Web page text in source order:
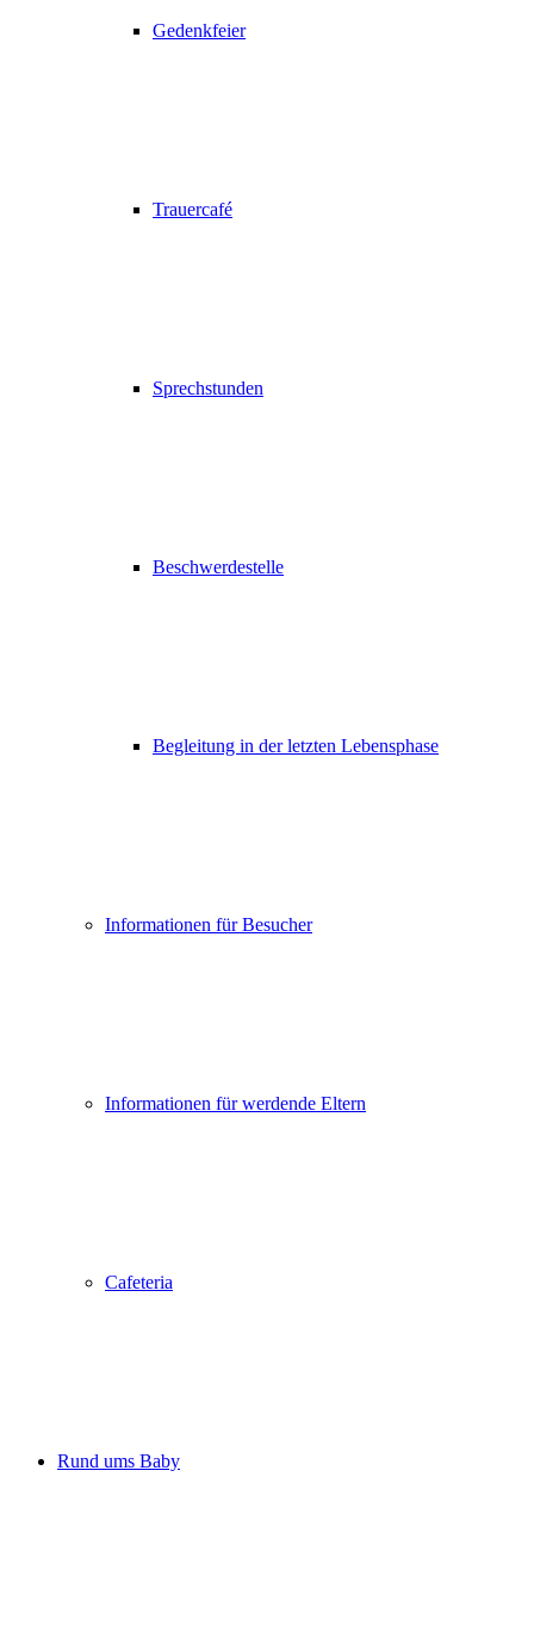
Gedenkfeier
Trauercafé
Sprechstunden
Beschwerdestelle
Begleitung in der letzten Lebensphase
Informationen für Besucher
Informationen für werdende Eltern
Cafeteria
Rund ums Baby